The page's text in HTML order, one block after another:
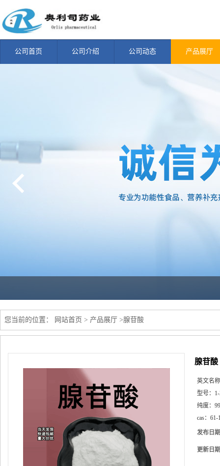
公司首页 公司介绍 公司动态 产品展厅
您当前的位置： 网站首页 > 产品展厅 >腺苷酸
腺苷酸
英文名
型号：
纯度： 99
cas： 61-
发布日
更新日